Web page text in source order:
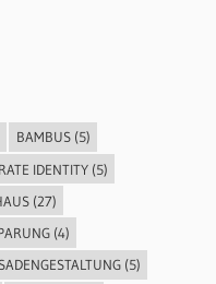
BAMBUS(5)
IDENTITY(5)
(27)
(4)
(5)